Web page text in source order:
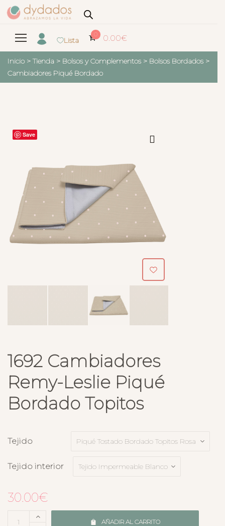
Lista
0 0.00€
Inicio > Tienda > Bolsos y Complementos > Bolsos Bordados >
Cambiadores Piqué Bordado
Save
1692 Cambiadores
Remy-Leslie Piqué
Bordado Topitos
Tejido
Tejido interior
30.00€
AÑADIR AL CARRITO